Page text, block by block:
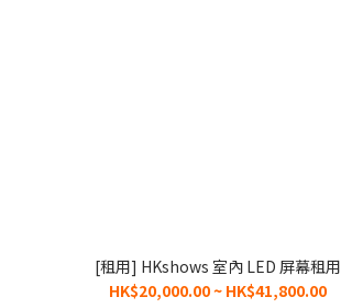
[租用] HKshows 室內 LED 屏幕租用
HK$20,000.00 ~ HK$41,800.00